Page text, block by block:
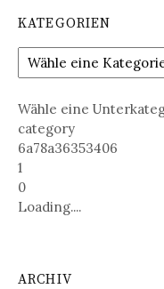
KATEGORIEN
Wähle eine
category
6a78a36353406
1
0
Loading....
ARCHIV